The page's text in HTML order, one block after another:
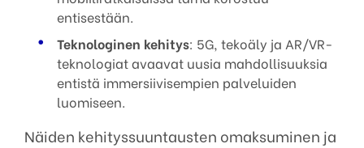
entisestään.
Teknologinen kehitys: 5G, tekoäly ja AR/VR-
teknologiat avaavat uusia mahdollisuuksia
entistä immersiivisempien palveluiden
luomiseen.
Näiden kehityssuuntausten omaksuminen ja